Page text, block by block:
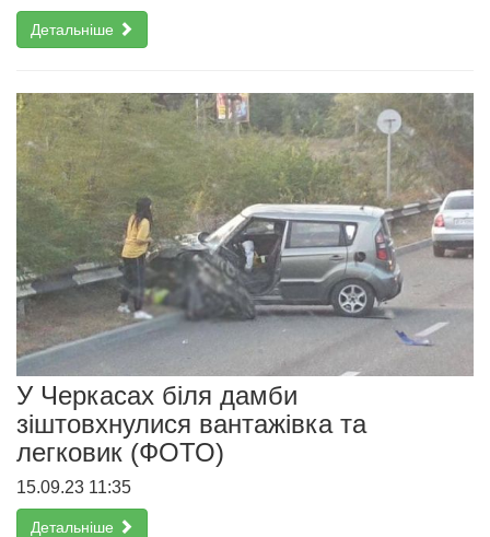
Детальніше
У Черкасах біля дамби
зіштовхнулися вантажівка та
легковик (ФОТО)
15.09.23 11:35
Детальніше